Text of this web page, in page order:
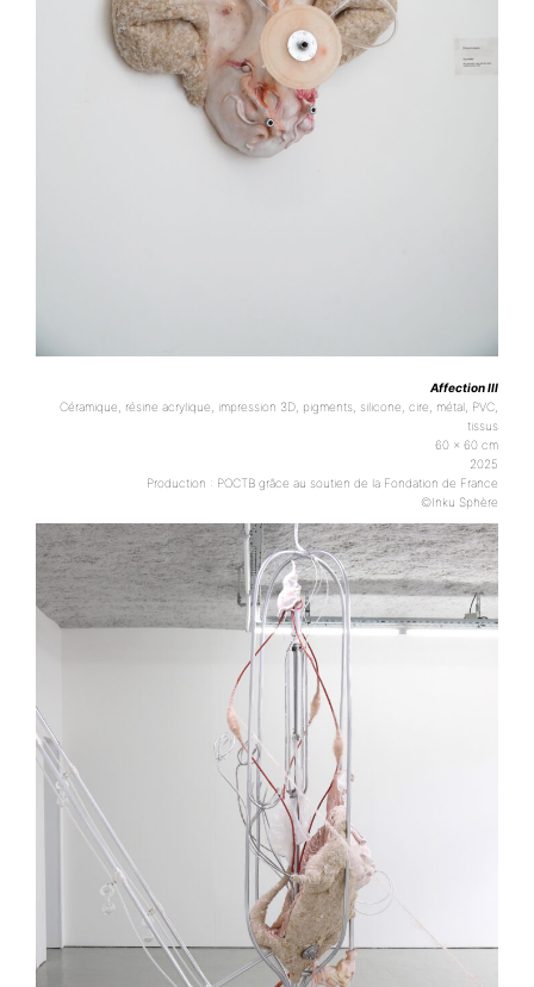
Affection III
Céramique, résine acrylique, impression 3D, pigments, silicone, cire, métal, PVC,
tissus
60 x 60 cm
2025
Production : POCTB grâce au soutien de la Fondation de France
©Inku Sphère